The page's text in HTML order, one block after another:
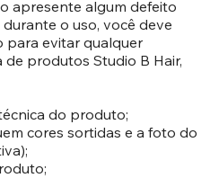
apresente algum defeito
o uso, você deve
para evitar qualquer
produtos Studio B Hair,
do produto;
cores sortidas e a foto do